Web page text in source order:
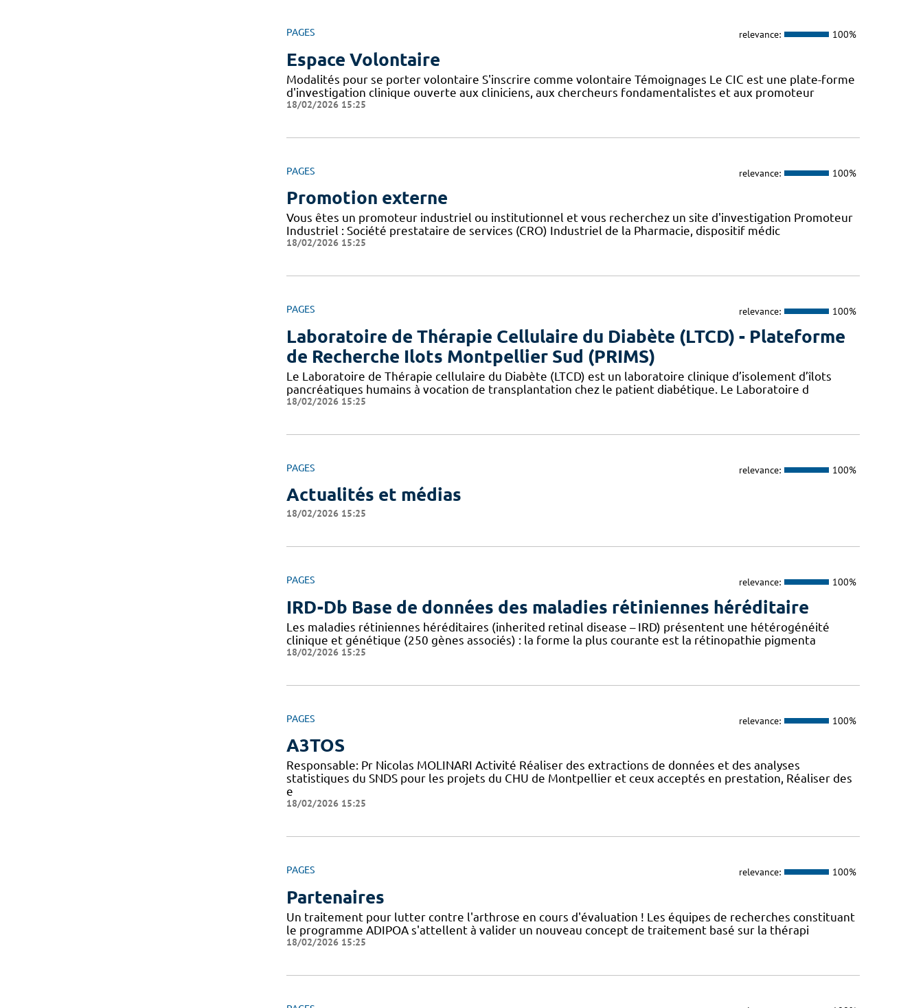
PAGES relevance: 100%
Espace Volontaire
Modalités pour se porter volontaire S'inscrire comme volontaire Témoignages Le CIC est une plate-forme
d'investigation clinique ouverte aux cliniciens, aux chercheurs fondamentalistes et aux promoteur
18/02/2026 15:25
PAGES relevance: 100%
Promotion externe
Vous êtes un promoteur industriel ou institutionnel et vous recherchez un site d'investigation Promoteur
Industriel : Société prestataire de services (CRO) Industriel de la Pharmacie, dispositif médic
18/02/2026 15:25
PAGES relevance: 100%
Laboratoire de Thérapie Cellulaire du Diabète (LTCD) - Plateforme
de Recherche Ilots Montpellier Sud (PRIMS)
Le Laboratoire de Thérapie cellulaire du Diabète (LTCD) est un laboratoire clinique d’isolement d’îlots
pancréatiques humains à vocation de transplantation chez le patient diabétique. Le Laboratoire d
18/02/2026 15:25
PAGES relevance: 100%
Actualités et médias
18/02/2026 15:25
PAGES relevance: 100%
IRD-Db Base de données des maladies rétiniennes héréditaire
Les maladies rétiniennes héréditaires (inherited retinal disease – IRD) présentent une hétérogénéité
clinique et génétique (250 gènes associés) : la forme la plus courante est la rétinopathie pigmenta
18/02/2026 15:25
PAGES relevance: 100%
A3TOS
Responsable: Pr Nicolas MOLINARI Activité Réaliser des extractions de données et des analyses
statistiques du SNDS pour les projets du CHU de Montpellier et ceux acceptés en prestation, Réaliser des
e
18/02/2026 15:25
PAGES relevance: 100%
Partenaires
Un traitement pour lutter contre l'arthrose en cours d'évaluation ! Les équipes de recherches constituant
le programme ADIPOA s'attellent à valider un nouveau concept de traitement basé sur la thérapi
18/02/2026 15:25